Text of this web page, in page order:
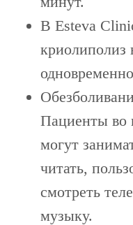
В Esteva
криолиполиз
Пациенты во
могут
читать,
смотреть
музыку.